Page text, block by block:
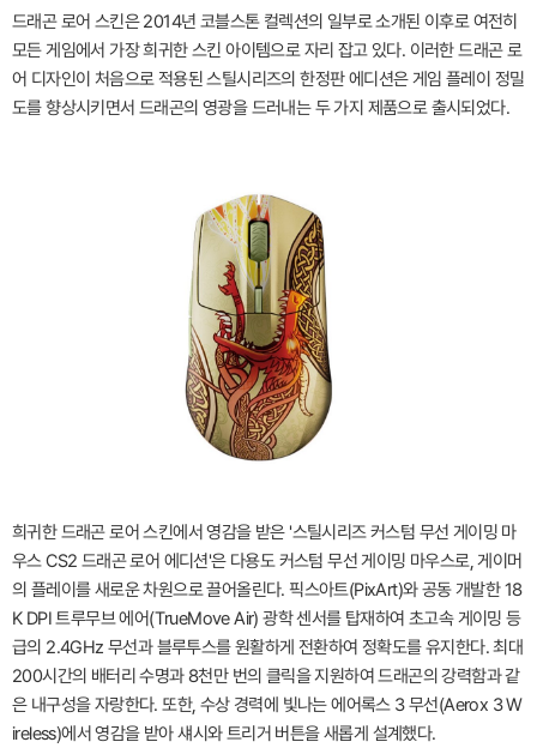
드래곤 로어 스킨은 2014년 코블스톤 컬렉션의 일부로 소개된 이후로 여전히
모든 게임에서 가장 희귀한 스킨 아이템으로 자리 잡고 있다. 이러한 드래곤 로
어 디자인이 처음으로 적용된 스틸시리즈의 한정판 에디션은 게임 플레이 정밀
도를 향상시키면서 드래곤의 영광을 드러내는 두 가지 제품으로 출시되었다.
희귀한 드래곤 로어 스킨에서 영감을 받은 '스틸시리즈 커스텀 무선 게이밍 마
우스 CS2 드래곤 로어 에디션'은 다용도 커스텀 무선 게이밍 마우스로, 게이머
의 플레이를 새로운 차원으로 끌어올린다. 픽스아트(PixArt)와 공동 개발한 18
K DPI 트루무브 에어(TrueMove Air) 광학 센서를 탑재하여 초고속 게이밍 등
급의 2.4GHz 무선과 블루투스를 원활하게 전환하여 정확도를 유지한다. 최대
200시간의 배터리 수명과 8천만 번의 클릭을 지원하여 드래곤의 강력함과 같
은 내구성을 자랑한다. 또한, 수상 경력에 빛나는 에어록스 3 무선(Aerox 3 W
ireless)에서 영감을 받아 섀시와 트리거 버튼을 새롭게 설계했다.